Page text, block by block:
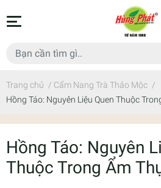
Trang chủ / Cẩm Nang Trà Thảo Mộc /
Hồng Táo: Nguyên Liệu Quen Thuộc
Hồng Táo: Nguyên
Thuộc Trong Ẩm